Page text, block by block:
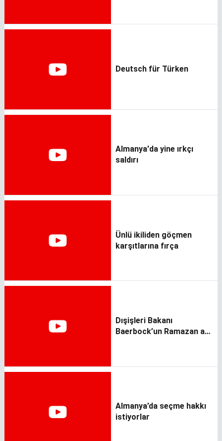
Deutsch für Türken
Almanya'da yine ırkçı
saldırı
Ünlü ikiliden göçmen
karşıtlarına fırça
Dışişleri Bakanı
Baerbock’un Ramazan ayı
Almanya’da seçme hakkı
istiyorlar